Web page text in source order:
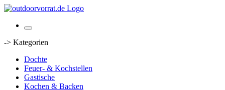
-> Kategorien
Dochte
Feuer- & Kochstellen
Gastische
Kochen & Backen